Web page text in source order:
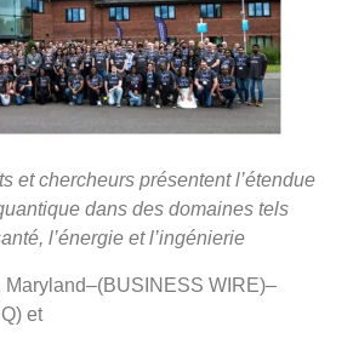
et chercheurs présentent l’étendue
dans des domaines tels
l’énergie et l’ingénierie
Maryland–(BUSINESS WIRE)–
et